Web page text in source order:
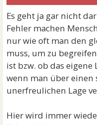
Es geht ja gar nicht
Fehler machen
nur wie oft man den
muss, um zu
ist bzw. ob das
wenn man über
unerfreulichen Lage
Hier wird immer